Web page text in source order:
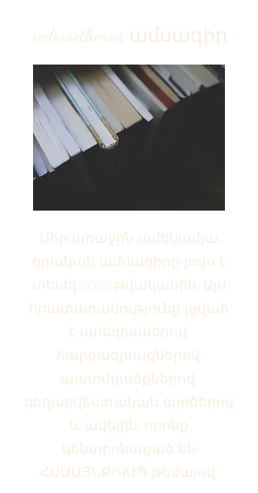
redrosethorns ամսագիր
Մեր առաջին ամենամյա
գրական ամսագիրը լույս է
տեսել 2022 թվականին: Այս
հրատարակությունը լցված
է պոեզիաներով,
հարցազրույցներով,
պատմվածքներով,
գեղարվեստական գործերով
և ավելին, որոնք
կենտրոնացած են
ՀԱՄԱՅՆՔ/ԿԱՊ թեմայով: